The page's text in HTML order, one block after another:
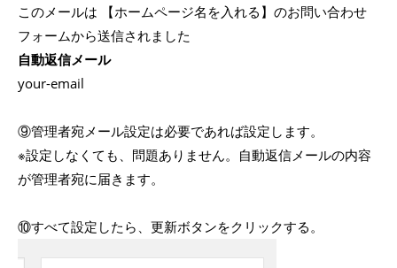
このメールは 【ホームページ名を入れる】のお問い合わせ
フォームから送信されました
自動返信メール
your-email
⑨管理者宛メール設定は必要であれば設定します。
※設定しなくても、問題ありません。自動返信メールの内容
が管理者宛に届きます。
⑩すべて設定したら、更新ボタンをクリックする。